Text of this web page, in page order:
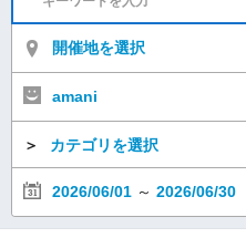
開催地を選択
amani
＞ カテゴリを選択
2026/06/01 ～ 2026/06/30